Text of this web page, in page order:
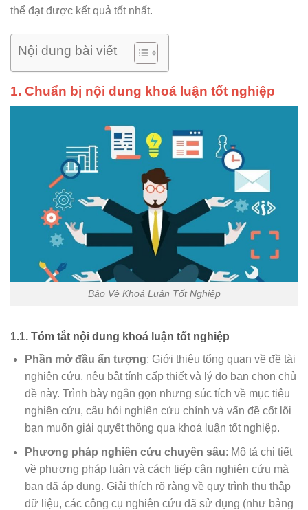
thể đạt được kết quả tốt nhất.
Nội dung bài viết
1. Chuẩn bị nội dung khoá luận tốt nghiệp
Bảo Vệ Khoá Luận Tốt Nghiệp
1.1. Tóm tắt nội dung khoá luận tốt nghiệp
Phần mở đầu ấn tượng: Giới thiệu tổng quan về đề tài
nghiên cứu, nêu bật tính cấp thiết và lý do bạn chọn chủ
đề này. Trình bày ngắn gọn nhưng súc tích về mục tiêu
nghiên cứu, câu hỏi nghiên cứu chính và vấn đề cốt lõi
bạn muốn giải quyết thông qua khoá luận tốt nghiệp.
Phương pháp nghiên cứu chuyên sâu: Mô tả chi tiết
về phương pháp luận và cách tiếp cận nghiên cứu mà
bạn đã áp dụng. Giải thích rõ ràng về quy trình thu thập
dữ liệu, các công cụ nghiên cứu đã sử dụng (như bảng